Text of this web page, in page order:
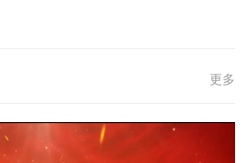
更多